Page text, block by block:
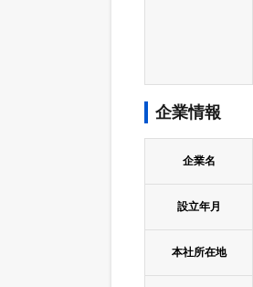
企業情報
企業名
設立年月
本社所在地